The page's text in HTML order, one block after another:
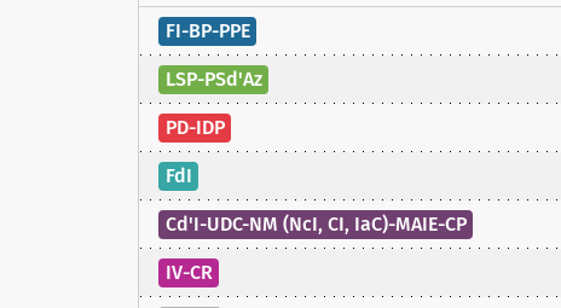
FI-BP-PPE
LSP-PSd'Az
PD-IDP
FdI
Cd'I-UDC-NM (NcI, CI, IaC)-MAIE-CP
IV-CR